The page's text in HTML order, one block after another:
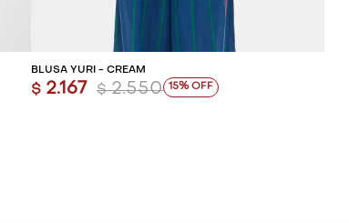
AGREGAR AL CARRITO
BLUSA YURI - CREAM
$ 2.167 $ 2.550 15